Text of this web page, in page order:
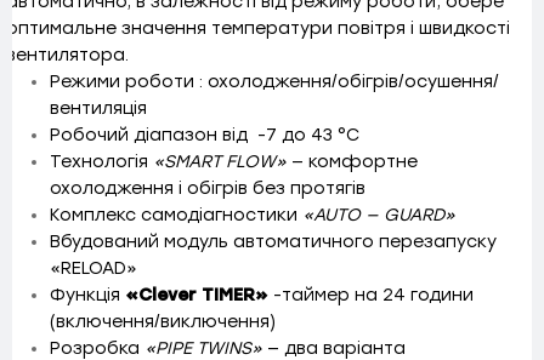
оптимальне значення температури повітря і швидкості
вентилятора.
Режими роботи : охолодження/обігрів/осушення/
вентиляція
Робочий діапазон від -7 до 43 °C
Технологія «SMART FLOW» — комфортне
охолодження і обігрів без протягів
Комплекс самодіагностики «AUTO — GUARD»
Вбудований модуль автоматичного перезапуску
«RELOAD»
Функція «Сlever TIMER» -таймер на 24 години
(включення/виключення)
Розробка «PIPE TWINS» — два варіанта